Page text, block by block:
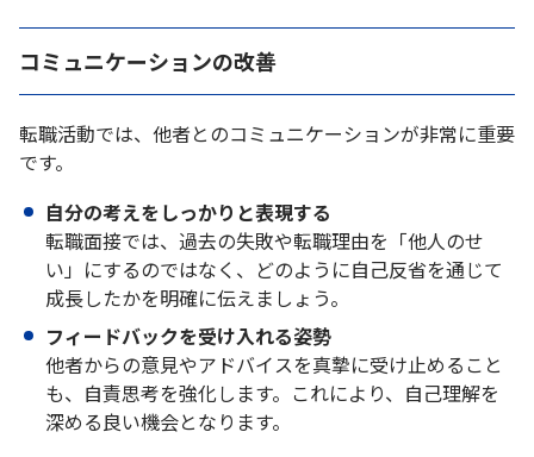
コミュニケーションの改善
転職活動では、他者とのコミュニケーションが非常に重要
です。
自分の考えをしっかりと表現する
転職面接では、過去の失敗や転職理由を「他人のせ
い」にするのではなく、どのように自己反省を通じて
成長したかを明確に伝えましょう。
フィードバックを受け入れる姿勢
他者からの意見やアドバイスを真摯に受け止めること
も、自責思考を強化します。これにより、自己理解を
深める良い機会となります。